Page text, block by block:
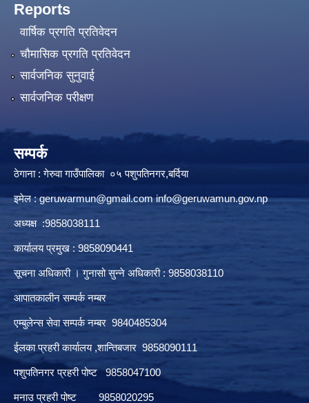
Reports
वार्षिक प्रगति प्रतिवेदन
चौमासिक प्रगति प्रतिवेदन
सार्वजनिक सुनुवाई
सार्वजनिक परीक्षण
सम्पर्क
ठेगाना : गेरुवा गाउँपालिका ०५ पशुपतिनगर,बर्दिया
इमेल :geruwarmun@gmail.com info@geruwamun.gov.np
अध्यक्ष :9858038111
कार्यालय प्रमुख : 9858090441
सूचना अधिकारी । गुनासो सुन्ने अधिकारी : 9858038110
आपातकालीन सम्पर्क नम्बर
एम्बुलेन्स सेवा सम्पर्क नम्बर 9840485304
ईलका प्रहरी कार्यालय ,शान्तिबजार 9858090111
पशुपतिनगर प्रहरी पोष्ट 9858047100
मनाउ प्रहरी पोष्ट 9858020295